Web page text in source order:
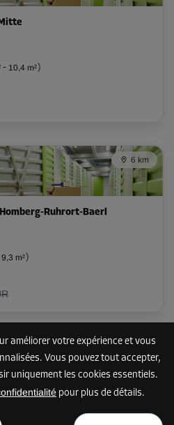
améliorer votre expérience et vous
Vous pouvez tout accepter,
uniquement les cookies essentiels.
pour plus de détails.
- 10,4 m²)
6 km
Ruhrort-Baerl
9,3 m²)
AFFICHER LE PLAN